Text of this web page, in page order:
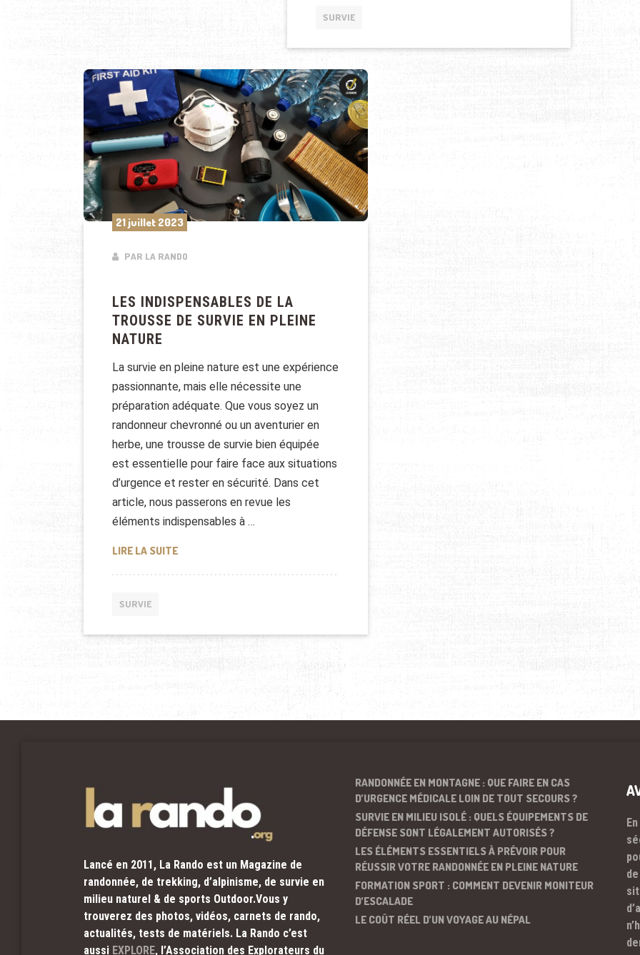
SURVIE
21 juillet 2023
PAR LA RANDO
LES INDISPENSABLES DE LA
TROUSSE DE SURVIE EN PLEINE
NATURE
La survie en pleine nature est une expérience
passionnante, mais elle nécessite une
préparation adéquate. Que vous soyez un
randonneur chevronné ou un aventurier en
herbe, une trousse de survie bien équipée
est essentielle pour faire face aux situations
d’urgence et rester en sécurité. Dans cet
article, nous passerons en revue les
éléments indispensables à …
LIRE LA SUITELES INDISPENSABLES DE LA TROUSSE DE SURVIE EN PLEINE NATURE
SURVIE
Lancé en 2011, La Rando est un Magazine de
randonnée, de trekking, d’alpinisme, de survie en
milieu naturel & de sports Outdoor.Vous y
trouverez des photos, vidéos, carnets de rando,
actualités, tests de matériels. La Rando c’est
aussi EXPLORE, l’Association des Explorateurs du
RANDONNÉE EN MONTAGNE : QUE FAIRE EN CAS
D’URGENCE MÉDICALE LOIN DE TOUT SECOURS ?
SURVIE EN MILIEU ISOLÉ : QUELS ÉQUIPEMENTS DE
DÉFENSE SONT LÉGALEMENT AUTORISÉS ?
LES ÉLÉMENTS ESSENTIELS À PRÉVOIR POUR
RÉUSSIR VOTRE RANDONNÉE EN PLEINE NATURE
FORMATION SPORT : COMMENT DEVENIR MONITEUR
D’ESCALADE
LE COÛT RÉEL D’UN VOYAGE AU NÉPAL